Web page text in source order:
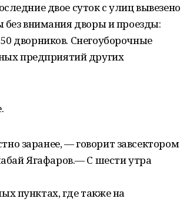
двое суток с улиц вывезено
без внимания дворы и проезды:
дворников. Снегоуборочные
предприятий других
заранее, — говорит завсектором
Ягафаров.— С шести утра
пунктах, где также на